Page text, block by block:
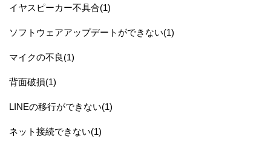
イヤスピーカー不具合(1)
ソフトウェアアップデートができない(1)
マイクの不良(1)
背面破損(1)
LINEの移行ができない(1)
ネット接続できない(1)